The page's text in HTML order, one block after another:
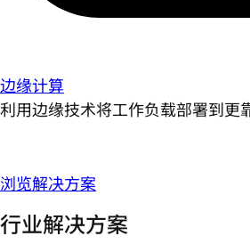
边缘计算
利用边缘技术将工作负载部署到更
浏览解决方案
行业解决方案